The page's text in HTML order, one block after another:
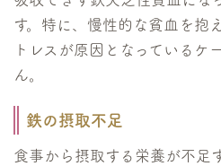
す。特に、慢性的な貧血を抱
トレスが原因となっているケ
ん。
鉄の摂取不足
食事から摂取する栄養が不足